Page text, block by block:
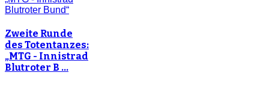
Zweite Runde
des Totentanzes:
„MTG - Innistrad
Blutroter B …